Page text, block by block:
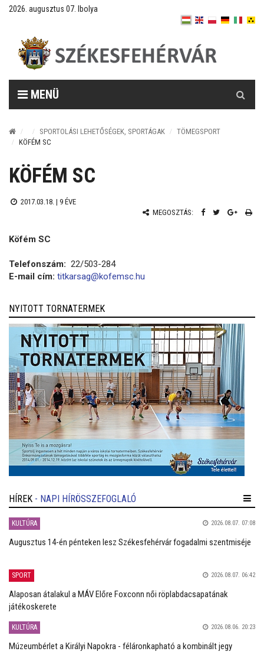
2026. augusztus 07. Ibolya
MENÜ
SPORTOLÁSI LEHETŐSÉGEK, SPORTÁGAK
TÖMEGSPORT
KÖFÉM SC
KÖFÉM SC
2017.03.18. | 9 ÉVE
MEGOSZTÁS:
Köfém SC
Telefonszám: 22/503-284
E-mail cím: titkarsag@kofemsc.hu
NYITOTT TORNATERMEK
HÍREK - NAPI HÍRÖSSZEFOGLALÓ
KULTÚRA 2026.08.07. 07:08
Augusztus 14-én pénteken lesz Székesfehérvár fogadalmi szentmiséje
SPORT 2026.08.07. 06:42
Alaposan átalakul a MÁV Előre Foxconn női röplabdacsapatának
játékoskerete
KULTÚRA 2026.08.06. 20:23
Múzeumbérlet a Királyi Napokra - féláronkapható a kombinált jegy